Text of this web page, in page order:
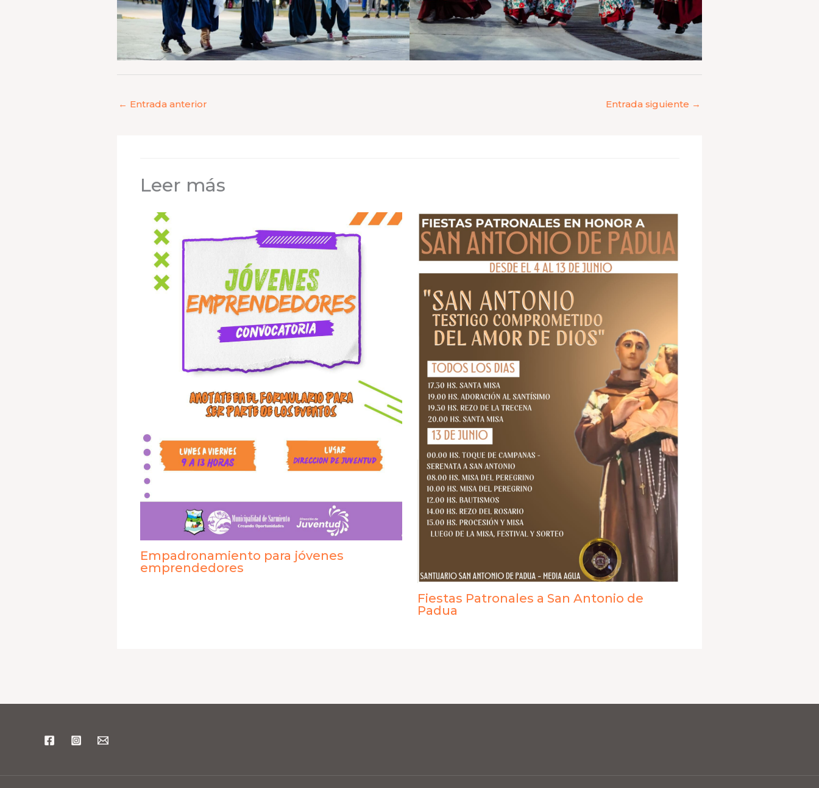
← Entrada anterior Entrada siguiente →
Leer más
Empadronamiento para jóvenes
emprendedores
Fiestas Patronales a San Antonio de
Padua